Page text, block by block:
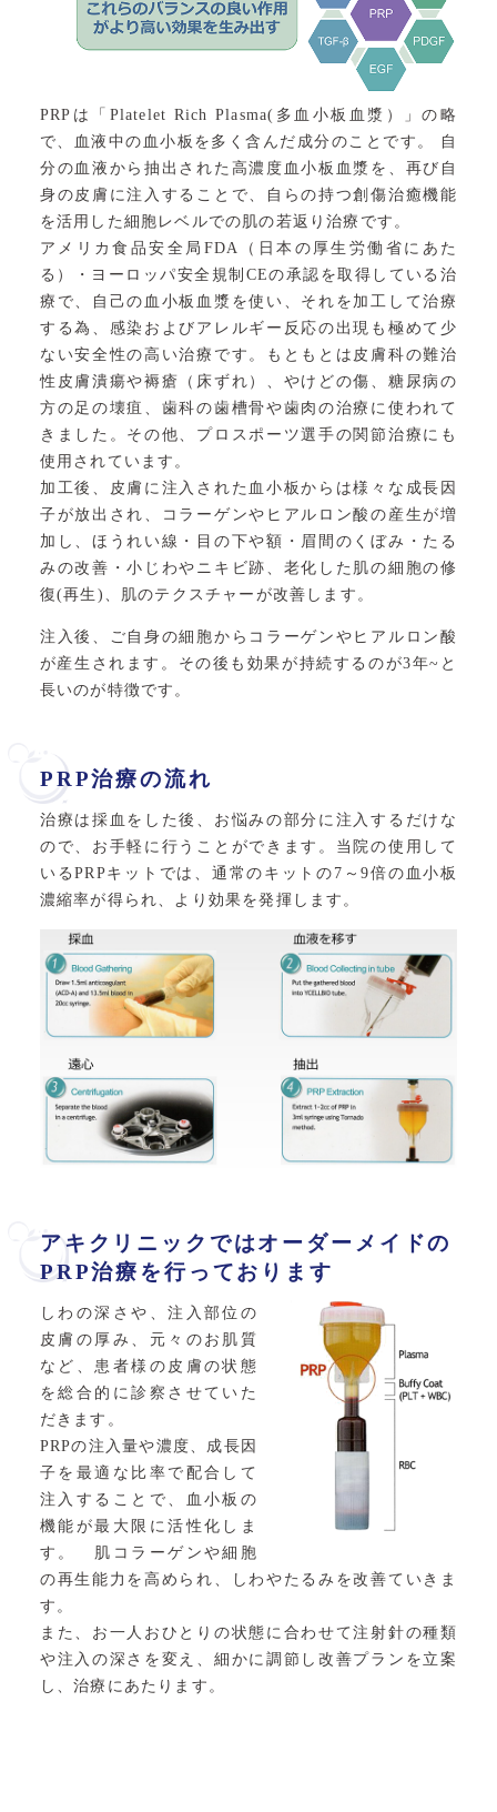
PRPは「Platelet Rich Plasma(多血小板血漿）」の略
で、血液中の血小板を多く含んだ成分のことです。 自
分の血液から抽出された高濃度血小板血漿を、再び自
身の皮膚に注入することで、自らの持つ創傷治癒機能
を活用した細胞レベルでの肌の若返り治療です。
アメリカ食品安全局FDA（日本の厚生労働省にあた
る）・ヨーロッパ安全規制CEの承認を取得している治
療で、自己の血小板血漿を使い、それを加工して治療
する為、感染およびアレルギー反応の出現も極めて少
ない安全性の高い治療です。もともとは皮膚科の難治
性皮膚潰瘍や褥瘡（床ずれ）、やけどの傷、糖尿病の
方の足の壊疽、歯科の歯槽骨や歯肉の治療に使われて
きました。その他、プロスポーツ選手の関節治療にも
使用されています。
加工後、皮膚に注入された血小板からは様々な成長因
子が放出され、コラーゲンやヒアルロン酸の産生が増
加し、ほうれい線・目の下や額・眉間のくぼみ・たる
みの改善・小じわやニキビ跡、老化した肌の細胞の修
復(再生)、肌のテクスチャーが改善します。
注入後、ご自身の細胞からコラーゲンやヒアルロン酸
が産生されます。その後も効果が持続するのが3年~と
長いのが特徴です。
PRP治療の流れ
治療は採血をした後、お悩みの部分に注入するだけな
ので、お手軽に行うことができます。当院の使用して
いるPRPキットでは、通常のキットの7～9倍の血小板
濃縮率が得られ、より効果を発揮します。
アキクリニックではオーダーメイドの
PRP治療を行っております
しわの深さや、注入部位の
皮膚の厚み、元々のお肌質
など、患者様の皮膚の状態
を総合的に診察させていた
だきます。
PRPの注入量や濃度、成長因
子を最適な比率で配合して
注入することで、血小板の
機能が最大限に活性化しま
す。 肌コラーゲンや細胞
の再生能力を高められ、しわやたるみを改善ていきま
す。
また、お一人おひとりの状態に合わせて注射針の種類
や注入の深さを変え、細かに調節し改善プランを立案
し、治療にあたります。